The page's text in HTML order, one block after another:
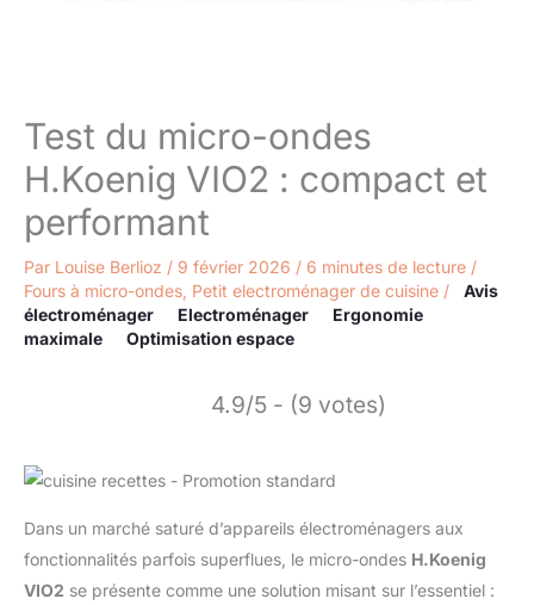
Test du micro-ondes
H.Koenig VIO2 : compact et
performant
Par Louise Berlioz / 9 février 2026 / 6 minutes de lecture /
Fours à micro-ondes Petit electroménager de cuisine /
Avis
électroménager
Electroménager
Ergonomie
maximale
Optimisation espace
4.9/5 - (9 votes)
Dans un marché saturé d’appareils électroménagers aux
fonctionnalités parfois superflues, le micro-ondes H.Koenig
VIO2 se présente comme une solution misant sur l’essentiel :